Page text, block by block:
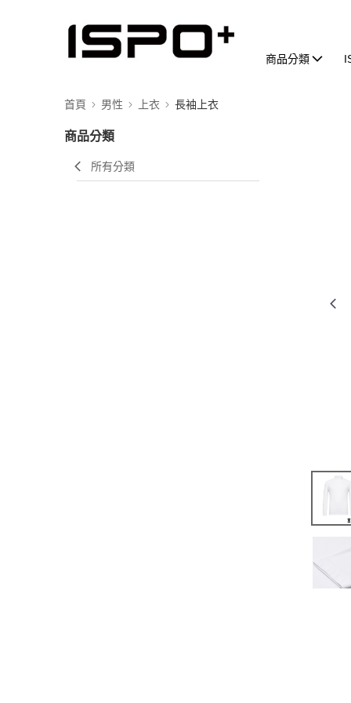
商品分類
首頁 男性 上衣 長袖上衣
商品分類
所有分類